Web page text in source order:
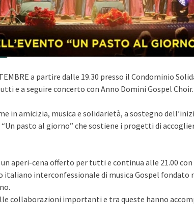
a partire dalle 19.30 presso il Condominio
e a seguire concerto con Anno Domini Gospel Choir.
in amicizia, musica e solidarietà, a sostegno
pasto al giorno” che sostiene i progetti di
un aperi-cena offerto per tutti e continua alle 21.00
italiano interconfessionale di musica Gospel fondato
collaborazioni importanti e tra queste hanno